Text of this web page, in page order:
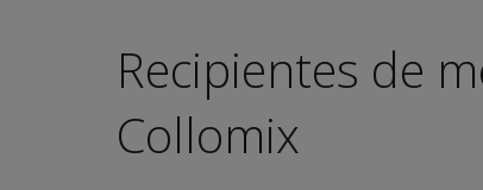
Recipientes de
Collomix